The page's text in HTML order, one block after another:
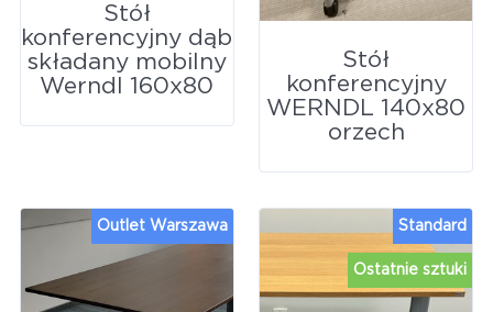
Stół
konferencyjny dąb
składany mobilny
Werndl 160x80
Stół
konferencyjny
WERNDL 140x80
orzech
Outlet Warszawa
Ostatnie sztuki
Standard